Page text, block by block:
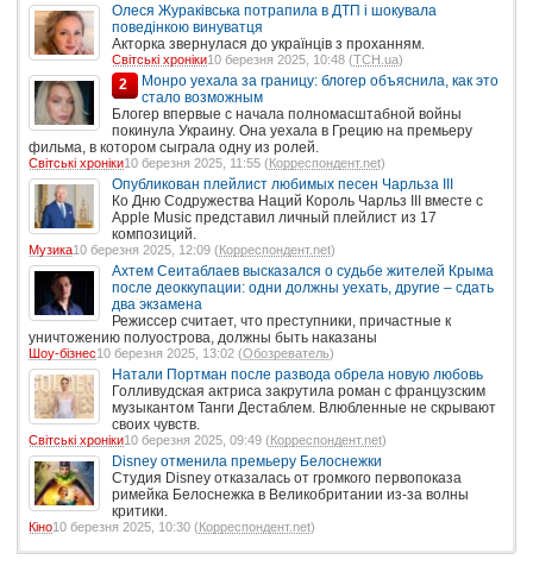
Олеся Жураківська потрапила в ДТП і шокувала
поведінкою винуватця
Акторка звернулася до українців з проханням.
Світські хроніки10 березня 2025, 10:48 (ТСН.ua)
2
Монро уехала за границу: блогер объяснила, как это
стало возможным
Блогер впервые с начала полномасштабной войны
покинула Украину. Она уехала в Грецию на премьеру
фильма, в котором сыграла одну из ролей.
Світські хроніки10 березня 2025, 11:55 (Корреспондент.net)
Опубликован плейлист любимых песен Чарльза III
Ко Дню Содружества Наций Король Чарльз III вместе с
Apple Music представил личный плейлист из 17
композиций.
Музика10 березня 2025, 12:09 (Корреспондент.net)
Ахтем Сеитаблаев высказался о судьбе жителей Крыма
после деоккупации: одни должны уехать, другие – сдать
два экзамена
Режиссер считает, что преступники, причастные к
уничтожению полуострова, должны быть наказаны
Шоу-бізнес10 березня 2025, 13:02 (Обозреватель)
Натали Портман после развода обрела новую любовь
Голливудская актриса закрутила роман с французским
музыкантом Танги Дестаблем. Влюбленные не скрывают
своих чувств.
Світські хроніки10 березня 2025, 09:49 (Корреспондент.net)
Disney отменила премьеру Белоснежки
Студия Disney отказалась от громкого первопоказа
римейка Белоснежка в Великобритании из-за волны
критики.
Кіно10 березня 2025, 10:30 (Корреспондент.net)